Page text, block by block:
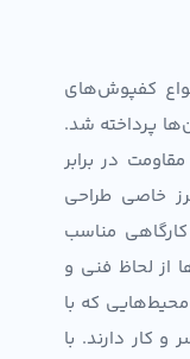
کفپوش‌های
پرداخته شد.
در برابر
خاصی طراحی
مناسب
از لحاظ فنی و
محیط‌هایی که با
کار دارند. با